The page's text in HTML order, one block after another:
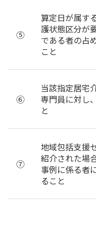
⑤
算定日が属す
護状態区分が
である者の占
こと
⑥
当該指定居宅
専門員に対し
と
⑦
地域包括支援
紹介された場
事例に係る者
ること